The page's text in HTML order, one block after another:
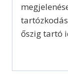
őszig tartó